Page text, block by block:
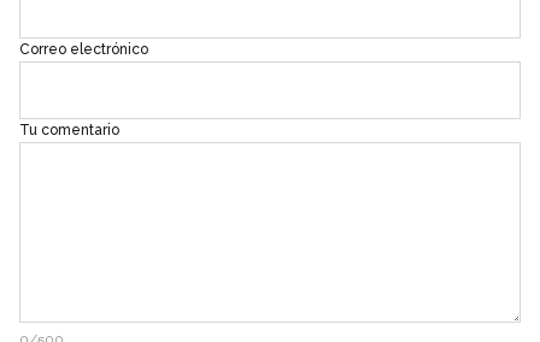
Correo electrónico
Tu comentario